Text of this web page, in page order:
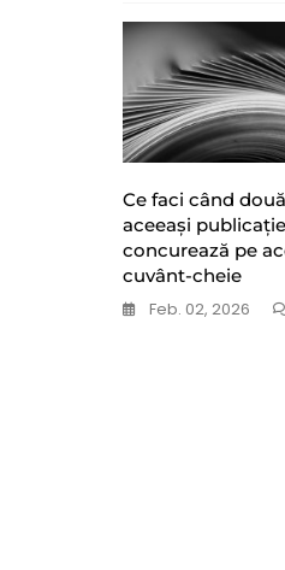
Ce faci când
aceeași publicație
concurează pe
cuvânt-cheie
Feb. 02, 2026